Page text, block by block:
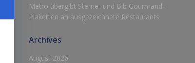
Metro übergibt Sterne- und Bib Gourmand-
Plaketten an ausgezeichnete Restaurants
Archives
August 2026